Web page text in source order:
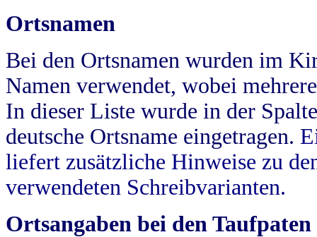
Ortsnamen
Bei den Ortsnamen wurden im
Namen verwendet, wobei
In dieser Liste wurde in der
deutsche Ortsname eingetragen.
liefert zusätzliche Hinweise zu
verwendeten Schreibvarianten.
Ortsangaben bei den Taufpaten